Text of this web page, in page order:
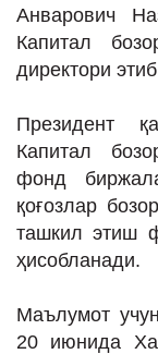
ИНТЕРВЬЮ
Саломатлик
Бу қизиқ
СПОРТ
Анварович
Капитал
директори
Президент
Капитал
фонд
қоғозлар
ташкил этиш
ҳисобланади.
Маълумот
20 июнида